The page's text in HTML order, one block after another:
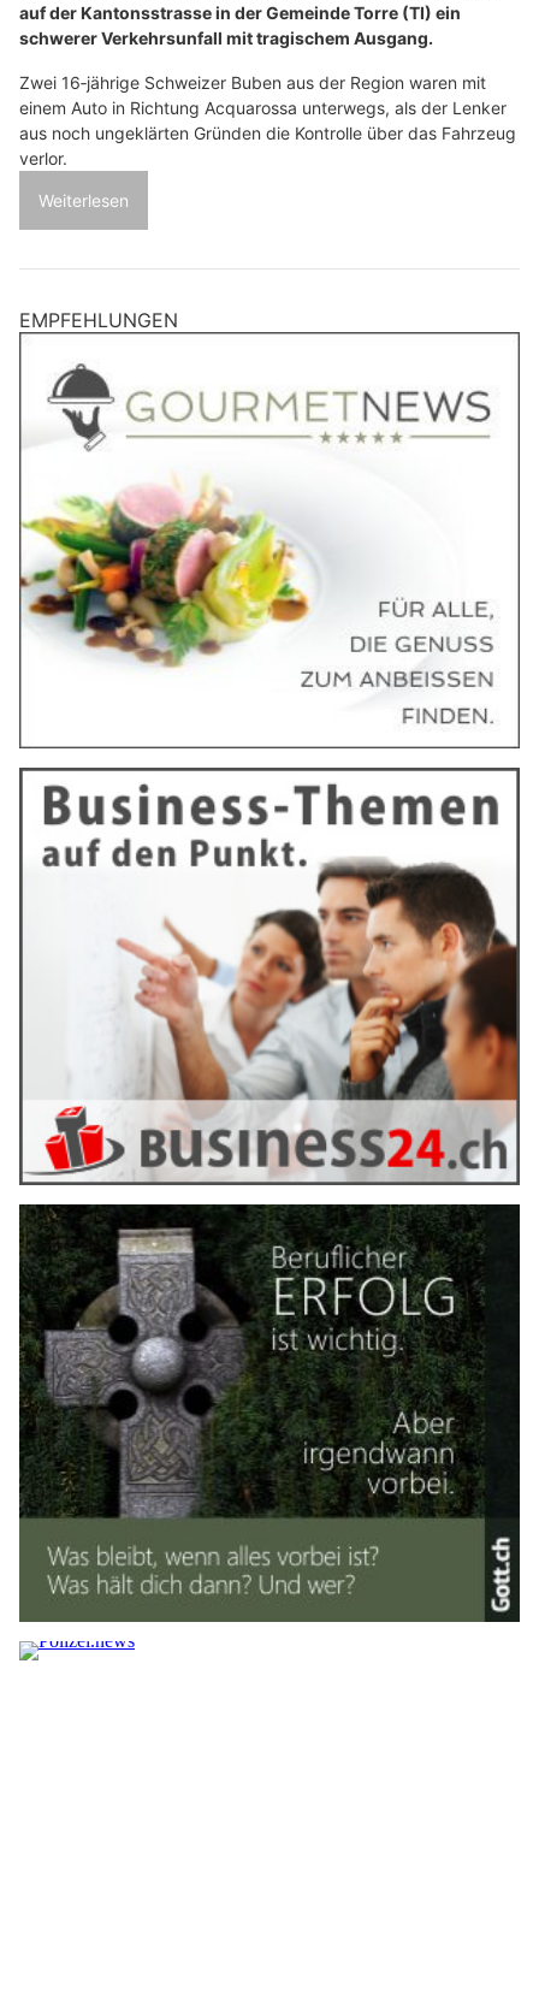
auf der Kantonsstrasse in der Gemeinde Torre (TI) ein
schwerer Verkehrsunfall mit tragischem Ausgang.
Zwei 16‑jährige Schweizer Buben aus der Region waren mit
einem Auto in Richtung Acquarossa unterwegs, als der Lenker
aus noch ungeklärten Gründen die Kontrolle über das Fahrzeug
verlor.
Weiterlesen
EMPFEHLUNGEN